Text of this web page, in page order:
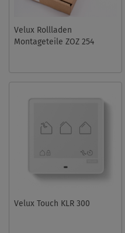
Velux Rollladen
Montageteile ZOZ 254
Velux Touch KLR 300